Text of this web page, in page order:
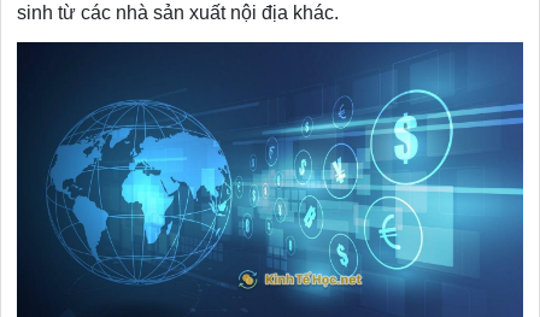
sinh từ các nhà sản xuất nội địa khác.